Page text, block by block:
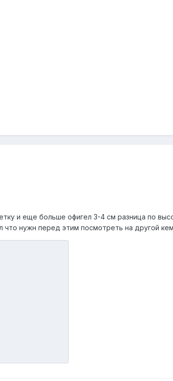
и еще больше офигел 3-4 см разница по
что нужн перед этим посмотреть на другой